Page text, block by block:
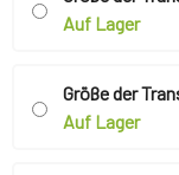
Auf Lager
Größe der
Auf Lager